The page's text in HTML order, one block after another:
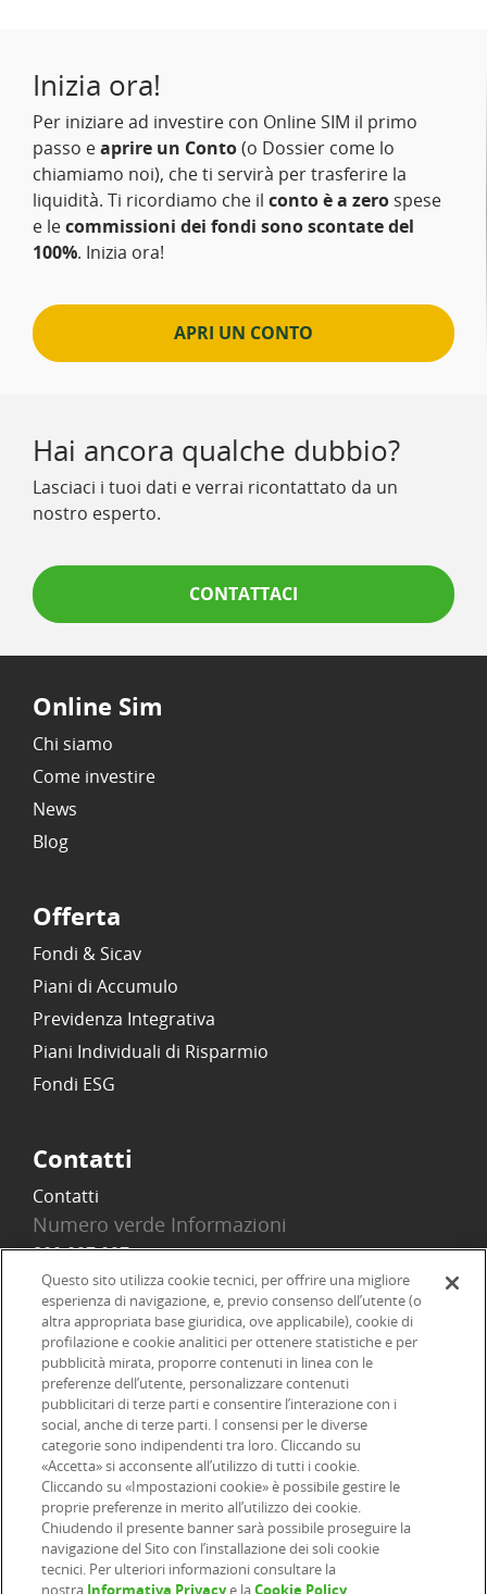
Inizia ora!
Per iniziare ad investire con Online SIM il primo
passo eaprire un Conto(o Dossier come lo
chiamiamo noi), che ti servirà per trasferire la
liquidità. Ti ricordiamo che il conto è a zero spese
e lecommissioni dei fondi sono scontate del
100%. Inizia ora!
APRI UN CONTO
Hai ancora qualche dubbio?
Lasciaci i tuoi dati e verrai ricontattato da un
nostro esperto.
CONTATTACI
Online Sim
Chi siamo
Come investire
News
Blog
Offerta
Fondi & Sicav
Piani di Accumulo
Previdenza Integrativa
Piani Individuali di Risparmio
Fondi ESG
Contatti
Contatti
Numero verde Informazioni
800 097 097
Email
info@onlinesim.it
Social
©2026 Online SIM, società del gruppo bancario ERSEL - P.IVA
12927410154
Informazioni legali| Dichiarazione di accessibilità
Questo sito utilizza cookie tecnici, per offrire una migliore
esperienza di navigazione, e, previo consenso dell’utente (o
altra appropriata base giuridica, ove applicabile), cookie di
profilazione e cookie analitici per ottenere statistiche e per
pubblicità mirata, proporre contenuti in linea con le
preferenze dell’utente, personalizzare contenuti
pubblicitari di terze parti e consentire l’interazione con i
social, anche di terze parti. I consensi per le diverse
categorie sono indipendenti tra loro. Cliccando su
«Accetta» si acconsente all’utilizzo di tutti i cookie.
Cliccando su «Impostazioni cookie» è possibile gestire le
proprie preferenze in merito all’utilizzo dei cookie.
Chiudendo il presente banner sarà possibile proseguire la
navigazione del Sito con l’installazione dei soli cookie
tecnici. Per ulteriori informazioni consultare la
nostra Informativa Privacye laCookie Policy